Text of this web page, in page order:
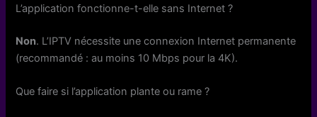
L’application fonctionne-t-elle sans Internet ?
Non. L’IPTV nécessite une connexion Internet permanente
(recommandé : au moins 10 Mbps pour la 4K).
Que faire si l’application plante ou rame ?